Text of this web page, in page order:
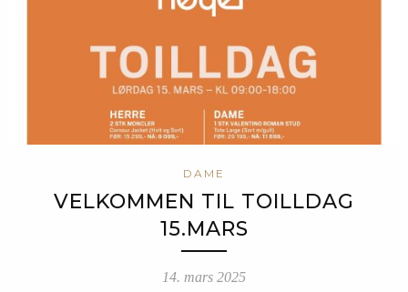
DAME
VELKOMMEN TIL TOILLDAG
15.MARS
14. mars 2025